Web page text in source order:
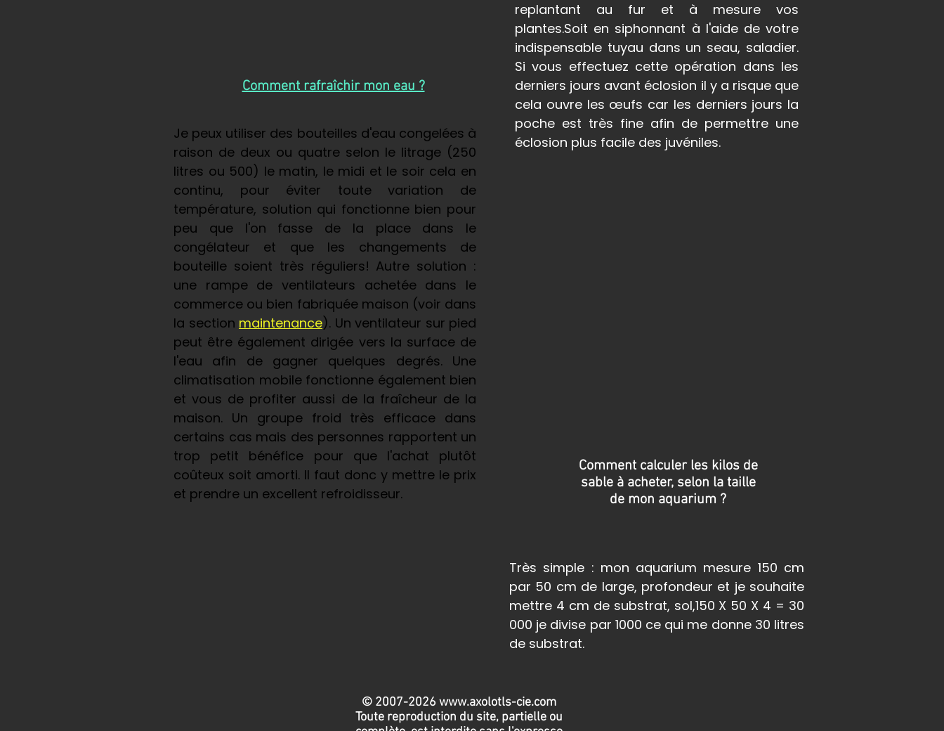
Comment rafraîchir mon eau ?
Je peux utiliser des bouteilles d'eau congelées à
raison de deux ou quatre selon le litrage (250
litres ou 500) le matin, le midi et le soir cela en
continu, pour éviter toute variation de
température, solution qui fonctionne bien pour
peu que l'on fasse de la place dans le
congélateur et que les changements de
bouteille soient très réguliers! Autre solution :
une rampe de ventilateurs achetée dans le
commerce ou bien fabriquée maison (voir dans
la section maintenance). Un ventilateur sur pied
peut être également dirigée vers la surface de
l'eau afin de gagner quelques degrés. Une
climatisation mobile fonctionne également bien
et vous de profiter aussi de la fraîcheur de la
maison. Un groupe froid très efficace dans
certains cas mais des personnes rapportent un
trop petit bénéfice pour que l'achat plutôt
coûteux soit amorti. Il faut donc y mettre le prix
et prendre un excellent refroidisseur.
replantant au fur et à mesure vos
plantes.Soit en siphonnant à l'aide de votre
indispensable tuyau dans un seau, saladier.
Si vous effectuez cette opération dans les
derniers jours avant éclosion il y a risque que
cela ouvre les œufs car les derniers jours la
poche est très fine afin de permettre une
éclosion plus facile des juvéniles.
Comment calculer les kilos de
sable à acheter, selon la taille
de mon aquarium ?
Très simple : mon aquarium mesure 150 cm
par 50 cm de large, profondeur et je souhaite
mettre 4 cm de substrat, sol,150 X 50 X 4 = 30
000 je divise par 1000 ce qui me donne 30 litres
de substrat.
© 2007-2026 www.axolotls-cie.com
Toute reproduction du site, partielle ou